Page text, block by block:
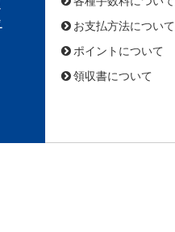
お支払方法について
ポイントについて
領収書について